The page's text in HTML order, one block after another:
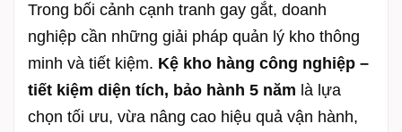
Trong bối cảnh cạnh tranh gay gắt, doanh
nghiệp cần những giải pháp quản lý kho thông
minh và tiết kiệm. Kệ kho hàng công nghiệp –
tiết kiệm diện tích, bảo hành 5 năm là lựa
chọn tối ưu, vừa nâng cao hiệu quả vận hành,